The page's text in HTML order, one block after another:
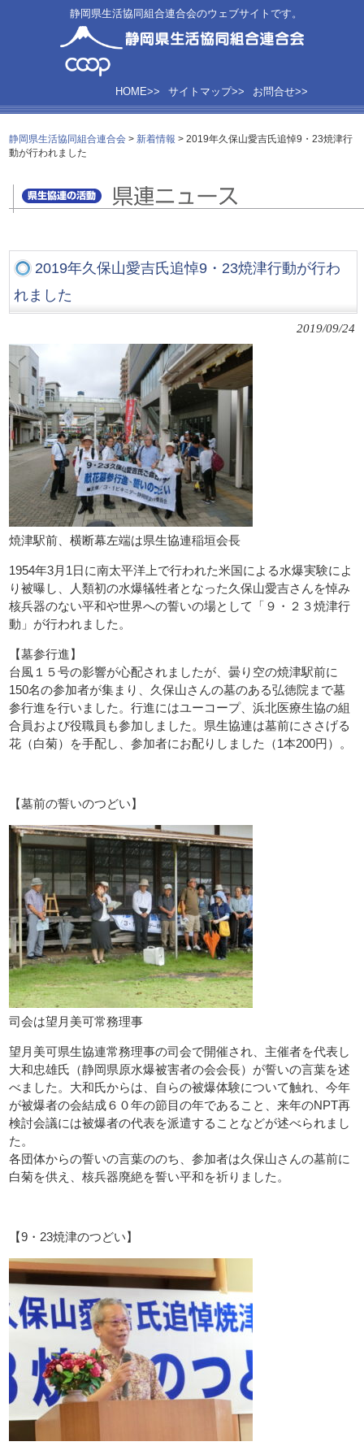
静岡県生活協同組合連合会のウェブサイトです。
お問合せ>>
サイトマップ>>
HOME>>
静岡県生活協同組合連合会 > 新着情報 >2019年久保山愛吉氏追悼9・23焼津行
動が行われました
2019年久保山愛吉氏追悼9・23焼津行動が行わ
れました
2019/09/24
焼津駅前、横断幕左端は県生協連稲垣会長
1954年3月1日に南太平洋上で行われた米国による水爆実験によ
り被曝し、人類初の水爆犠牲者となった久保山愛吉さんを悼み
核兵器のない平和や世界への誓いの場として「９・２３焼津行
動」が行われました。
【墓参行進】
台風１５号の影響が心配されましたが、曇り空の焼津駅前に
150名の参加者が集まり、久保山さんの墓のある弘徳院まで墓
参行進を行いました。行進にはユーコープ、浜北医療生協の組
合員および役職員も参加しました。県生協連は墓前にささげる
花（白菊）を手配し、参加者にお配りしました（1本200円）。
【墓前の誓いのつどい】
司会は望月美可常務理事
望月美可県生協連常務理事の司会で開催され、主催者を代表し
大和忠雄氏（静岡県原水爆被害者の会会長）が誓いの言葉を述
べました。大和氏からは、自らの被爆体験について触れ、今年
が被爆者の会結成６０年の節目の年であること、来年のNPT再
検討会議には被爆者の代表を派遣することなどが述べられまし
た。
各団体からの誓いの言葉ののち、参加者は久保山さんの墓前に
白菊を供え、核兵器廃絶を誓い平和を祈りました。
【9・23焼津のつどい】